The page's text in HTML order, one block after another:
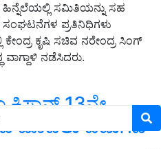
ಸಮಿತಿಯನ್ನು ಸಹ
ಪ್ರತಿನಿಧಿಗಳು
ಕೃಷಿ ಸಚಿವ ನರೇಂದ್ರ ಸಿಂಗ್
ನಡೆಸಿದರು.
ಕಿಸಾನ್‌ 13ನೇ
ಮೊದಲು ಬಿಡುಗಡೆ